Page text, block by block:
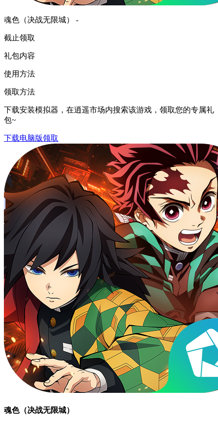
魂色（决战无限城） -
截止领取
礼包内容
使用方法
领取方法
下载安装模拟器，在逍遥市场内搜索该游戏，领取您的专属礼
包~
下载电脑版领取
魂色（决战无限城）